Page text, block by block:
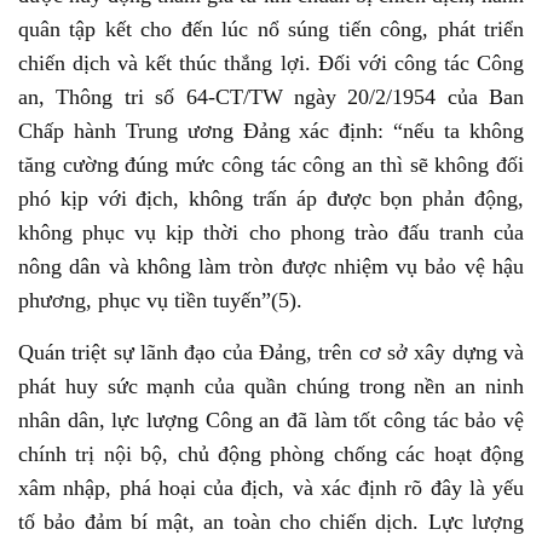
quân tập kết cho đến lúc nổ súng tiến công, phát triển
chiến dịch và kết thúc thắng lợi. Đối với công tác Công
an, Thông tri số 64-CT/TW ngày 20/2/1954 của Ban
Chấp hành Trung ương Đảng xác định: “nếu ta không
tăng cường đúng mức công tác công an thì sẽ không đối
phó kịp với địch, không trấn áp được bọn phản động,
không phục vụ kịp thời cho phong trào đấu tranh của
nông dân và không làm tròn được nhiệm vụ bảo vệ hậu
phương, phục vụ tiền tuyến”(5).
Quán triệt sự lãnh đạo của Đảng, trên cơ sở xây dựng và
phát huy sức mạnh của quần chúng trong nền an ninh
nhân dân, lực lượng Công an đã làm tốt công tác bảo vệ
chính trị nội bộ, chủ động phòng chống các hoạt động
xâm nhập, phá hoại của địch, và xác định rõ đây là yếu
tố bảo đảm bí mật, an toàn cho chiến dịch. Lực lượng